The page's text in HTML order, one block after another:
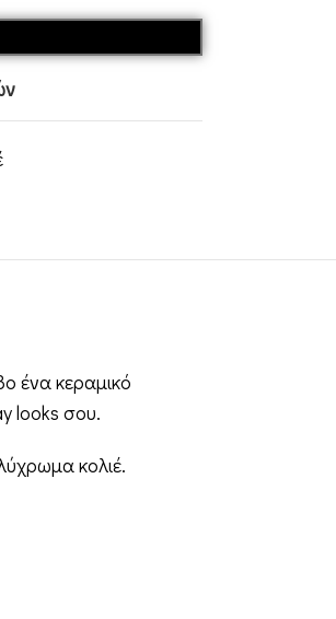
ένα κεραμικό
looks σου.
κολιέ.